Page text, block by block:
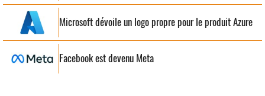
Microsoft dévoile un logo propre pour le produit Azure
Facebook est devenu Meta